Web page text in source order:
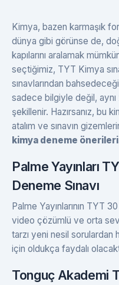
Kimya, bazen karmaşık
dünya gibi görünse de,
kapılarını aralamak
seçtiğimiz, TYT Kimya
sınavlarından
sadece bilgiyle değil,
şekillenir. Hazırsanız, bu
atalım ve sınavın
kimya deneme
Palme Yayınları
Deneme Sınavı
Palme Yayınlarının TYT
video çözümlü ve orta
tarzı yeni nesil sorulardan
için oldukça faydalı
Tonguç Akademi